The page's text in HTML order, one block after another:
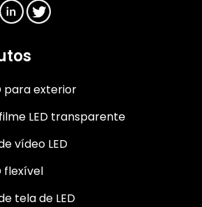
para exterior
LED transparente
vídeo LED
flexível
tela de LED